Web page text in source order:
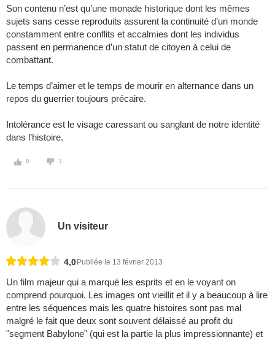
Son contenu n’est qu’une monade historique dont les mêmes
sujets sans cesse reproduits assurent la continuité d’un monde
constamment entre conflits et accalmies dont les individus
passent en permanence d’un statut de citoyen à celui de
combattant.
Le temps d’aimer et le temps de mourir en alternance dans un
repos du guerrier toujours précaire.
Intolérance est le visage caressant ou sanglant de notre identité
dans l’histoire.
0 1
Un visiteur
4,0 Publiée le 13 février 2013
Un film majeur qui a marqué les esprits et en le voyant on
comprend pourquoi. Les images ont vieillit et il y a beaucoup à lire
entre les séquences mais les quatre histoires sont pas mal
malgré le fait que deux sont souvent délaissé au profit du
"segment Babylone" (qui est la partie la plus impressionnante) et